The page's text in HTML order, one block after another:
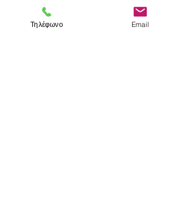
applications
Millimeter waves
Τηλέφωνο Email